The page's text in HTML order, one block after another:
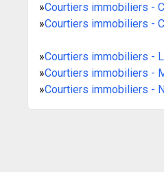
»Courtiers immobiliers -
»Courtiers immobiliers -
»Courtiers immobiliers -
»Courtiers immobiliers -
»Courtiers immobiliers -